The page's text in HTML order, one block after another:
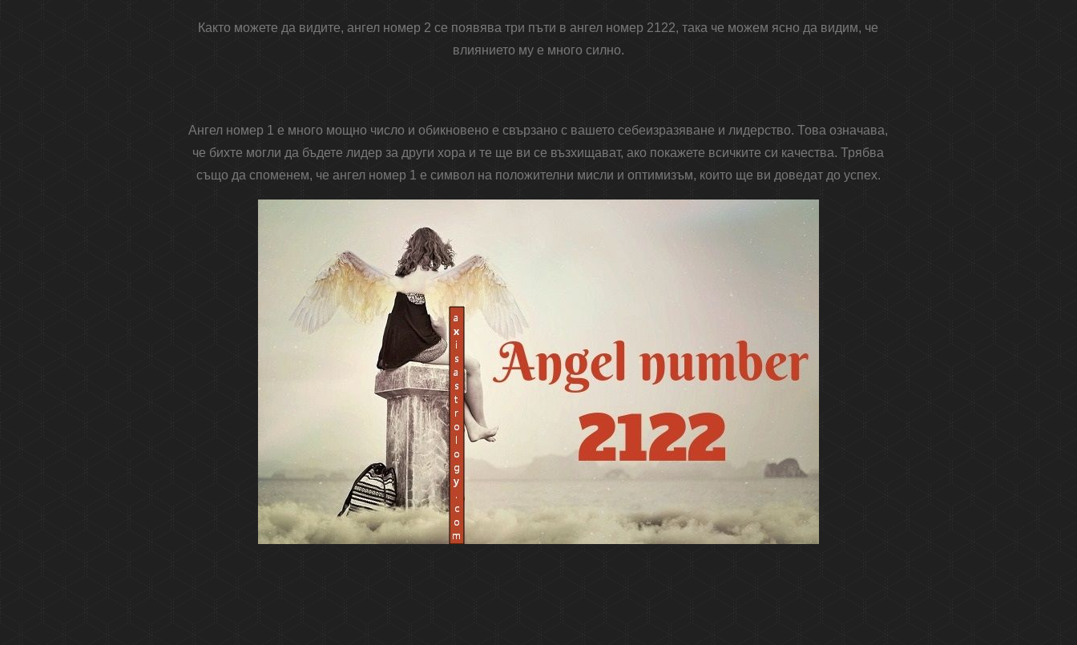
Както можете да видите, ангел номер 2 се появява три пъти в ангел номер 2122, така че можем ясно да видим, че
влиянието му е много силно.
Ангел номер 1 е много мощно число и обикновено е свързано с вашето себеизразяване и лидерство. Това означава,
че бихте могли да бъдете лидер за други хора и те ще ви се възхищават, ако покажете всичките си качества. Трябва
също да споменем, че ангел номер 1 е символ на положителни мисли и оптимизъм, които ще ви доведат до успех.